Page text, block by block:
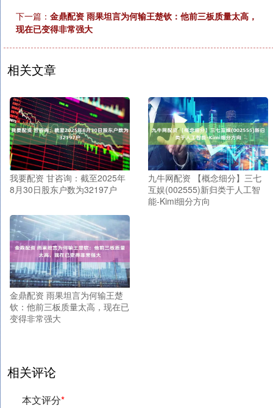
下一篇： 金鼎配资 雨果坦言为何输王楚钦：他前三板质量太高，
现在已变得非常强大
相关文章
我要配资 甘咨询：截至2025年
8月30日股东户数为32197户
九牛网配资 【概念细分】三七
互娱(002555)新归类于人工智
能-Kimi细分方向
金鼎配资 雨果坦言为何输王楚
钦：他前三板质量太高，现在已
变得非常强大
相关评论
本文评分*